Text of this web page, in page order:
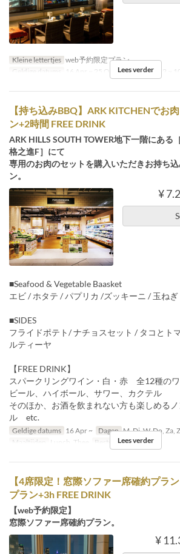
Kleine lettertjes web予約限定プラン
Geldige datums
16 Apr ~ 25 Okt Bestellimiet 2 ~
Lees verder
【持ち込みBBQ】ARK KITCHENでお
ン+2時間 FREE DRINK
ARK HILLS SOUTH TOWER地下一階にあ
格之進F］にて
専用のお肉のセットを購入いただきお持ち
ン。
¥
■Seafood & Vegetable Baasket
エビ / ホタテ / パプリカ /ズッキーニ / 玉ねぎ
■SIDES
フライドポテト/ ナチョスセット / タコとト
ルティーヤ
【FREE DRINK】
スパークリングワイン・白・赤 全12種のワ
ビール、ハイボール、サワー、カクテル
そのほか、お酒を飲まれない方も楽しめる
ル etc.
Geldige datums 16 Apr ~ Dagen M, Di, W, Do, Za,
Maaltijden
Lunch, Thee Bestellimiet 2 ~
Lees verder
【4席限定！窓際ソファー席確約プラ
プラン+3h FREE DRINK
【web予約限定】
窓際ソファー席確約プラン。
¥